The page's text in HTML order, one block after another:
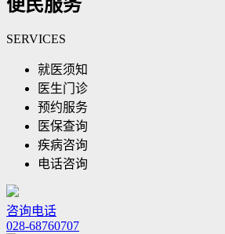
便民服务
SERVICES
就医须知
医生门诊
预约服务
医保查询
疾病咨询
电话咨询
咨询电话
028-68760707